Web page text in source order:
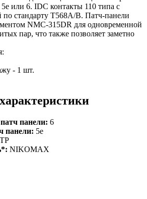
или 6. IDC контакты 110 типа с
по стандарту T568A/B. Патч-панели
NMC-315DR для одновременной
пар, что также позволяет заметно
- 1 шт.
панели: 6
панели: 5e
NIKOMAX